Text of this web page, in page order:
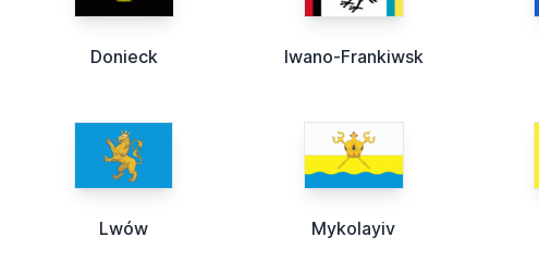
Donieck Iwano-Frankiwsk
Lwów Mykolayiv